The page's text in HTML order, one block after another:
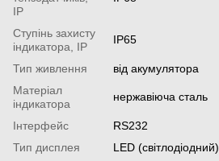
IP
Ступінь захисту
індикатора, IP
IP65
Тип живлення
від акумулятора
Матеріал
індикатора
нержавіюча сталь
Інтерфейс
RS232
Тип дисплея
LED (світлодіодний)